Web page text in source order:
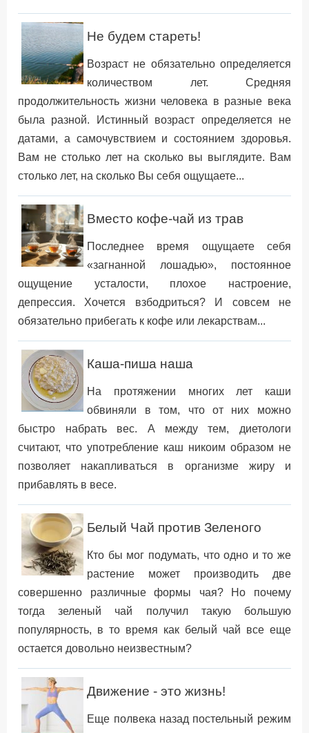
Не будем стареть!
Возраст не обязательно определяется
количеством лет. Средняя
продолжительность жизни человека в разные века
была разной. Истинный возраст определяется не
датами, а самочувствием и состоянием здоровья.
Вам не столько лет на сколько вы выглядите. Вам
столько лет, на сколько Вы себя ощущаете...
Вместо кофе-чай из трав
Последнее время ощущаете себя
«загнанной лошадью», постоянное
ощущение усталости, плохое настроение,
депрессия. Хочется взбодриться? И совсем не
обязательно прибегать к кофе или лекарствам...
Каша-пиша наша
На протяжении многих лет каши
обвиняли в том, что от них можно
быстро набрать вес. А между тем, диетологи
считают, что употребление каш никоим образом не
позволяет накапливаться в организме жиру и
прибавлять в весе.
Белый Чай против Зеленого
Кто бы мог подумать, что одно и то же
растение может производить две
совершенно различные формы чая? Но почему
тогда зеленый чай получил такую большую
популярность, в то время как белый чай все еще
остается довольно неизвестным?
Движение - это жизнь!
Еще полвека назад постельный режим